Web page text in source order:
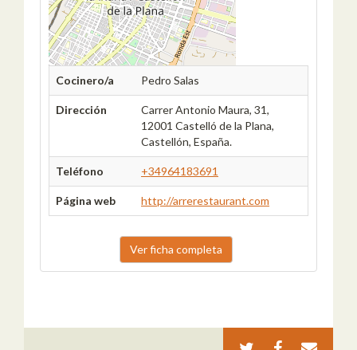
Cocinero/a Pedro Salas
Dirección
Carrer Antonio Maura, 31,
12001 Castelló de la Plana,
Castellón, España.
Teléfono +34964183691
Página web http://arrerestaurant.com
Ver ficha completa